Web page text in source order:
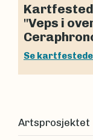
"Veps i
Se
Artsprosjektet